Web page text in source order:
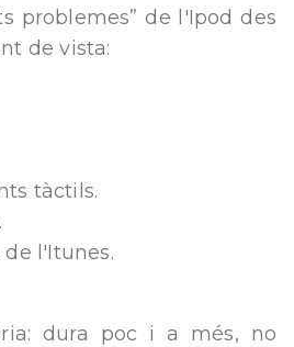
problemes” de l'Ipod des
de vista:
tàctils.
l'Itunes.
dura poc i a més, no